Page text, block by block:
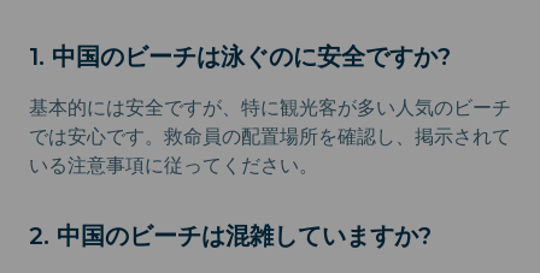
1. 中国のビーチは泳ぐのに安全ですか?
基本的には安全ですが、特に観光客が多い人気のビーチ
では安心です。救命員の配置場所を確認し、掲示されて
いる注意事項に従ってください。
2. 中国のビーチは混雑していますか?